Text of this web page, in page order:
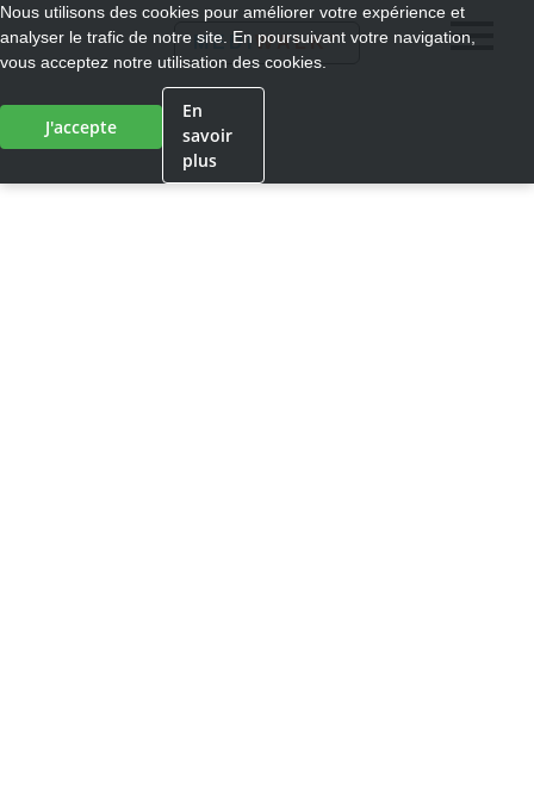
MEDI WALK®
Nous utilisons des cookies pour améliorer votre expérience et
analyser le trafic de notre site. En poursuivant votre navigation,
vous acceptez notre utilisation des cookies.
J'accepte
En
savoir
plus